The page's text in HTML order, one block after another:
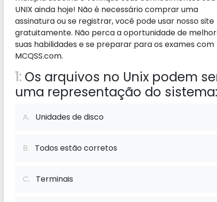
UNIX ainda hoje! Não é necessário comprar uma
assinatura ou se registrar, você pode usar nosso site
gratuitamente. Não perca a oportunidade de
suas habilidades e se preparar para os exames com
MCQSS.com.
1: Os arquivos no Unix podem
uma representação do sistema:
A. Unidades de disco
B. Todos estão corretos
C. Terminais